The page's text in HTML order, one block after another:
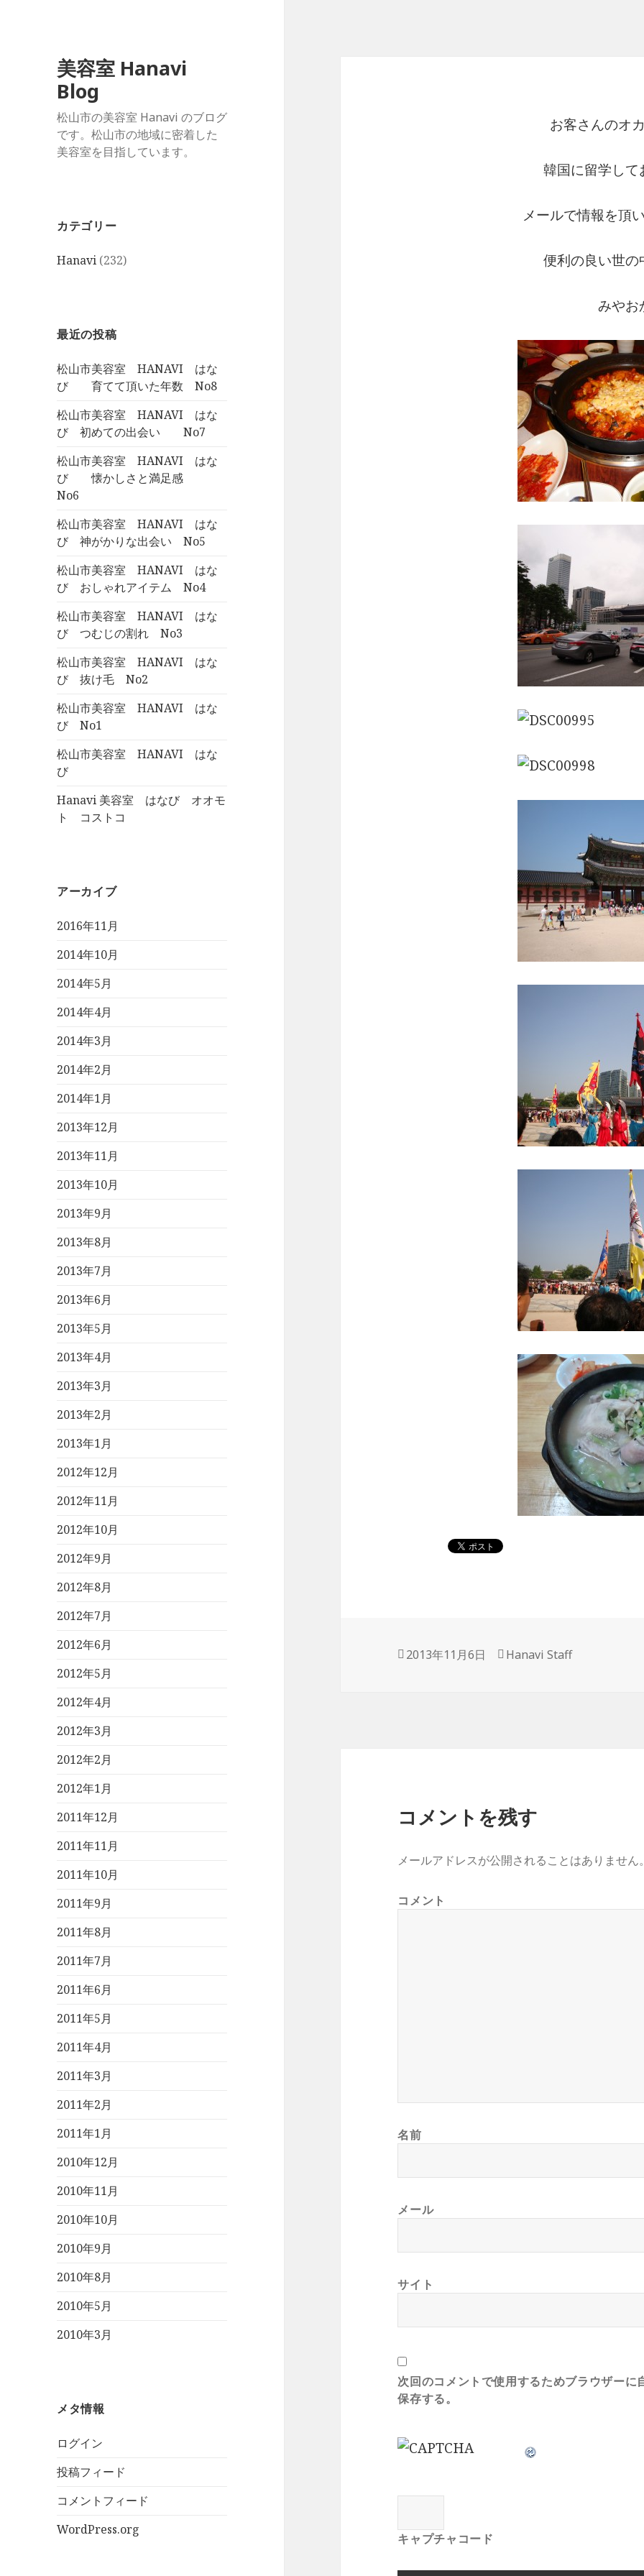
美容室 Hanavi
Blog
松山市の美容室 Hanavi のブログ
です。松山市の地域に密着した
美容室を目指しています。
カテゴリー
Hanavi (232)
最近の投稿
松山市美容室 HANAVI はな
び 育てて頂いた年数 No8
松山市美容室 HANAVI はな
び 初めての出会い No7
松山市美容室 HANAVI はな
び 懐かしさと満足感
No6
松山市美容室 HANAVI はな
び 神がかりな出会い No5
松山市美容室 HANAVI はな
び おしゃれアイテム No4
松山市美容室 HANAVI はな
び つむじの割れ No3
松山市美容室 HANAVI はな
び 抜け毛 No2
松山市美容室 HANAVI はな
び No1
松山市美容室 HANAVI はな
び
Hanavi 美容室 はなび オオモ
ト コストコ
アーカイブ
2016年11月
2014年10月
2014年5月
2014年4月
2014年3月
2014年2月
2014年1月
2013年12月
2013年11月
2013年10月
2013年9月
2013年8月
2013年7月
2013年6月
2013年5月
2013年4月
2013年3月
2013年2月
2013年1月
2012年12月
2012年11月
2012年10月
2012年9月
2012年8月
2012年7月
2012年6月
2012年5月
2012年4月
2012年3月
2012年2月
2012年1月
2011年12月
2011年11月
2011年10月
2011年9月
2011年8月
2011年7月
2011年6月
2011年5月
2011年4月
2011年3月
2011年2月
2011年1月
2010年12月
2010年11月
2010年10月
2010年9月
2010年8月
2010年5月
2010年3月
メタ情報
ログイン
投稿フィード
コメントフィード
WordPress.org
お客さんのオ
韓国に留学して
メールで情報を頂
便利の良い世の
みやお
投
2013年11月6日
作
Hanavi Staff
コメントを残す
メールアドレスが公開されることはありません
コメント
名前
メール
サイト
次回のコメントで使用するためブラウザー
保存する。
キャプチャコード